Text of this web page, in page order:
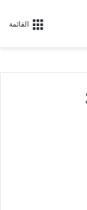
القائمة